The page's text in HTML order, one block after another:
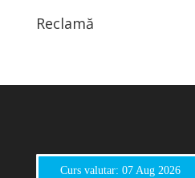
Reclamă
Curs valutar: 07 Aug 2026